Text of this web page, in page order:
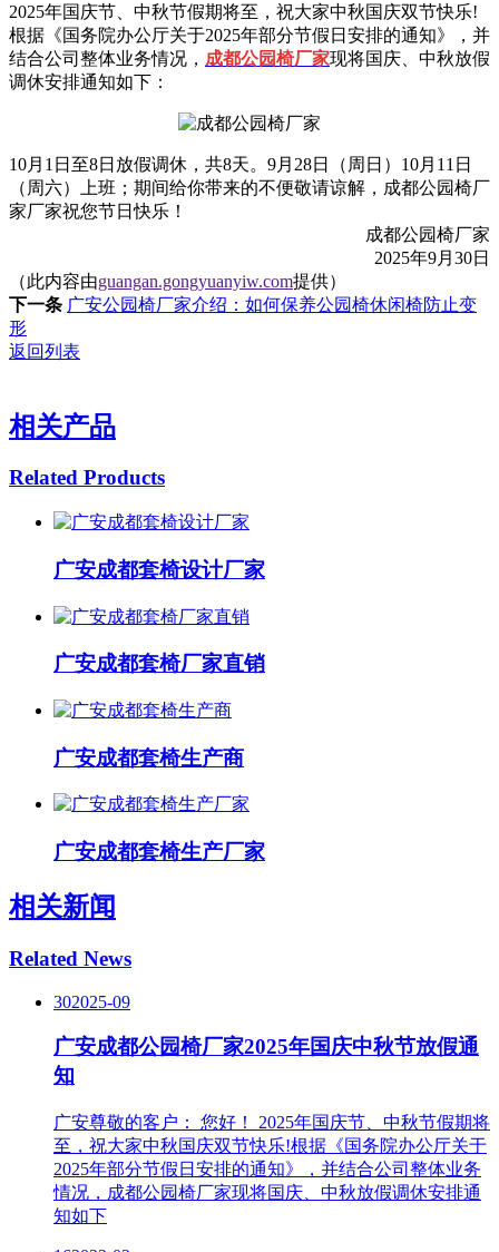
2025年国庆节、中秋节假期将至，祝大家中秋国庆双节快乐!
根据《国务院办公厅关于2025年部分节假日安排的通知》，并
结合公司整体业务情况， 成都公园椅厂家现将国庆、中秋放假
调休安排通知如下：
10月1日至8日放假调休，共8天。9月28日（周日）10月11日
（周六）上班；期间给你带来的不便敬请谅解，成都公园椅厂
家厂家祝您节日快乐！
成都公园椅厂家
2025年9月30日
（此内容由guangan.gongyuanyiw.com提供）
下一条 广安公园椅厂家介绍：如何保养公园椅休闲椅防止变
形
返回列表
相关产品
Related Products
广安成都套椅设计厂家
广安成都套椅厂家直销
广安成都套椅生产商
广安成都套椅生产厂家
相关新闻
Related News
302025-09
广安成都公园椅厂家2025年国庆中秋节放假通
知
广安尊敬的客户： 您好！ 2025年国庆节、中秋节假期将
至，祝大家中秋国庆双节快乐!根据《国务院办公厅关于
2025年部分节假日安排的通知》，并结合公司整体业务
情况，成都公园椅厂家现将国庆、中秋放假调休安排通
知如下